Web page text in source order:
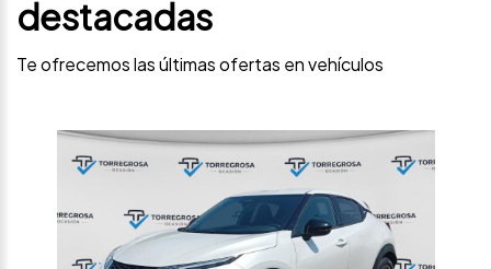
destacadas
Te ofrecemos las últimas ofertas en vehículos